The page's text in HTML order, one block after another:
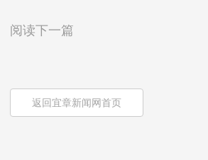
阅读下一篇
返回宜章新闻网首页